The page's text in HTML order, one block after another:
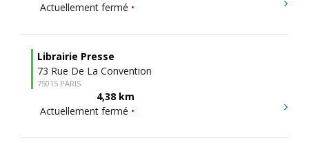
Actuellement fermé •
Librairie Presse
73 Rue De La Convention
75015 PARIS
4,38 km
Actuellement fermé •